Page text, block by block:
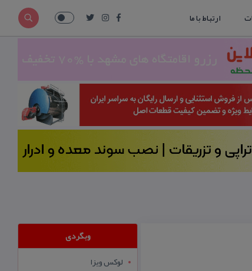
ارتباط با ما
وبگردی
لوکس ویزا